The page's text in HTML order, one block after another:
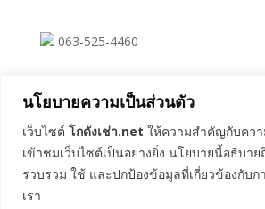
นโยบายความเป็นส่วนตัว
เว็บไซต์ โกดังเช่า.net ให้ความสำคัญกับคว
เข้าชมเว็บไซต์เป็นอย่างยิ่ง นโยบายนี้อธิบาย
รวบรวม ใช้ และปกป้องข้อมูลที่เกี่ยวข้องกับก
เรา
063-525-4460
saksit023@hotmail.com
@infinitewh
โกดังให้เช่า รังสิต Infinite warehouse